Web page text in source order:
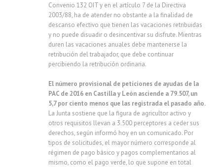
Convenio 132 OIT y en el artículo 7 de la Directiva
2003/88, ha de atender no obstante a la finalidad de
descanso efectivo que tienen las vacaciones retribuidas
y no puede disuadir o desincentivar su disfrute. Mientras
duren las vacaciones anuales debe mantenerse la
retribución del trabajador, que debe continuar
percibiendo la retribución ordinaria.
El número provisional de peticiones de ayudas de la
PAC de 2016 en Castilla y León asciende a 79.507, un
5,7 por ciento menos que las registrada el pasado año.
La Junta sostiene que la figura de agricultor activo y
otros requisitos llevan a 3.500 perceptores a ceder sus
derechos, según informó hoy en un comunicado. Por
tipos de solicitudes, el mayor número corresponde al
régimen de pago básico y pagos complementarios al
mismo, como el pago verde, lo que supone en total